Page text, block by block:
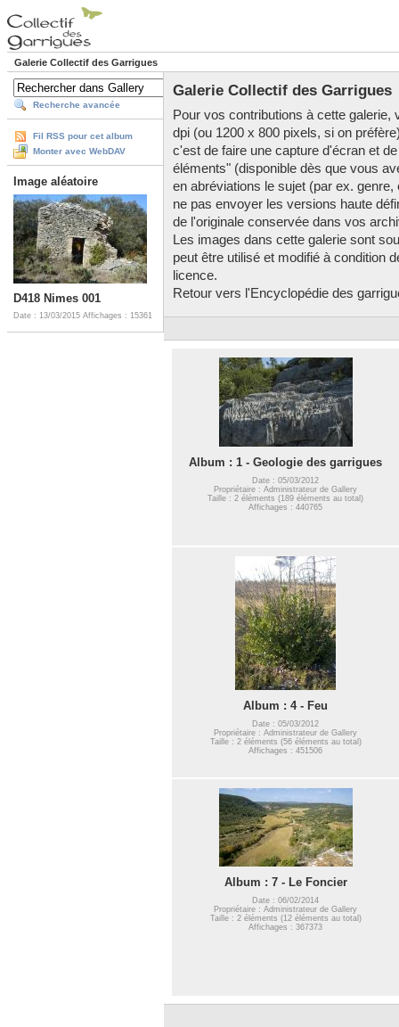
Galerie Collectif des Garrigues
Recherche avancée
Fil RSS pour cet album
Monter avec WebDAV
Image aléatoire
D418 Nimes 001
Date : 13/03/2015 Affichages : 15361
Galerie Collectif des Garrigues
Pour vos contributions à cette
dpi (ou 1200 x 800 pixels, si on
c'est de faire une capture d'écran et
éléments" (disponible dès que vous
en abréviations le sujet (par ex.
ne pas envoyer les versions haute
de l'originale conservée dans vos
Les images dans cette galerie sont
peut être utilisé et modifié à condition
licence.
Retour vers l'Encyclopédie des
Album : 1 - Geologie des garrigues
Date : 05/03/2012
Propriétaire : Administrateur de Gallery
Taille : 2 éléments (189 éléments au total)
Affichages : 440765
Album : 4 - Feu
Date : 05/03/2012
Propriétaire : Administrateur de Gallery
Taille : 2 éléments (56 éléments au total)
Affichages : 451506
Album : 7 - Le Foncier
Date : 06/02/2014
Propriétaire : Administrateur de Gallery
Taille : 2 éléments (12 éléments au total)
Affichages : 367373